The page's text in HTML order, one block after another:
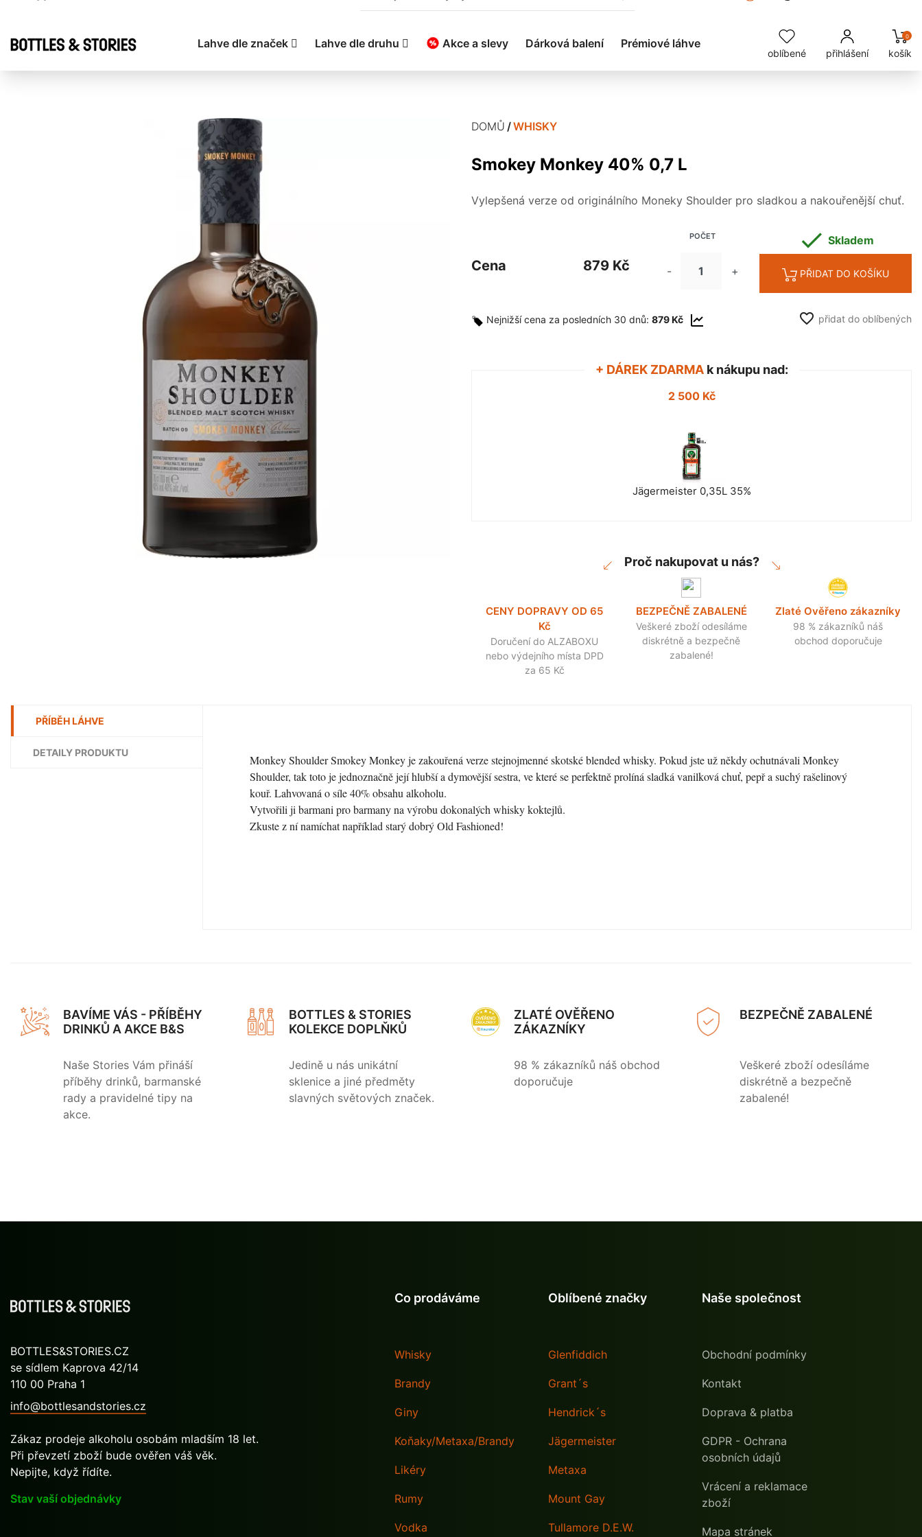
Lahve dle značek Lahve dle druhu Akce a slevy Dárková balení Prémiové láhve
oblíbené přihlášení
0
košík
DOMŮ WHISKY
Smokey Monkey 40% 0,7 L
Vylepšená verze od originálního Moneky Shoulder pro sladkou a nakouřenější chuť.
Cena 879 Kč
POČET
- +
 Skladem
PŘIDAT DO KOŠÍKU
Nejnižší cena za posledních 30 dnů: 879 Kč favorite_border přidat do oblíbených
+ DÁREK ZDARMAk nákupu nad:
2 500 Kč
Jägermeister 0,35L 35%
Proč nakupovat u nás?
CENY DOPRAVY OD 65
Kč
Doručení do ALZABOXU
nebo výdejního místa DPD
za 65 Kč
BEZPEČNĚ ZABALENÉ
Veškeré zboží odesíláme
diskrétně a bezpečně
zabalené!
Zlaté Ověřeno zákazníky
98 % zákazníků náš
obchod doporučuje
PŘÍBĚH LÁHVE
DETAILY PRODUKTU
Monkey Shoulder Smokey Monkey je zakouřená verze stejnojmenné skotské blended whisky. Pokud jste už někdy ochutnávali Monkey
Shoulder, tak toto je jednoznačně její hlubší a dymovější sestra, ve které se perfektně prolíná sladká vanilková chuť, pepř a suchý rašelinový
kouř. Lahvovaná o síle 40% obsahu alkoholu.
Vytvořili ji barmani pro barmany na výrobu dokonalých whisky koktejlů.
Zkuste z ní namíchat například starý dobrý Old Fashioned!
BAVÍME VÁS - PŘÍBĚHY
DRINKŮ A AKCE B&S
Naše Stories Vám přináší
příběhy drinků, barmanské
rady a pravidelné tipy na
akce.
BOTTLES & STORIES
KOLEKCE DOPLŇKŮ
Jedině u nás unikátní
sklenice a jiné předměty
slavných světových značek.
ZLATÉ OVĚŘENO
ZÁKAZNÍKY
98 % zákazníků náš obchod
doporučuje
BEZPEČNĚ ZABALENÉ
Veškeré zboží odesíláme
diskrétně a bezpečně
zabalené!
BOTTLES&STORIES.CZ
se sídlem Kaprova 42/14
110 00 Praha 1
info@bottlesandstories.cz
Zákaz prodeje alkoholu osobám mladším 18 let.
Při převzetí zboží bude ověřen váš věk.
Nepijte, když řídíte.
Stav vaší objednávky
Co prodáváme
Whisky
Brandy
Giny
Koňaky/Metaxa/Brandy
Likéry
Rumy
Vodka
Oblíbené značky
Glenfiddich
Grant´s
Hendrick´s
Jägermeister
Metaxa
Mount Gay
Tullamore D.E.W.
Naše společnost
Obchodní podmínky
Kontakt
Doprava & platba
GDPR - Ochrana
osobních údajů
Vrácení a reklamace
zboží
Mapa stránek